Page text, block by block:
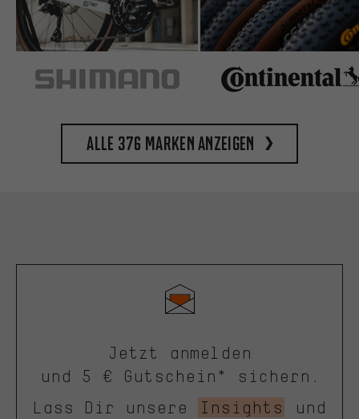
Alle 376 Marken anzeigen
Jetzt anmelden
und 5 € Gutschein* sichern.
Lass Dir unsere
Insights
und